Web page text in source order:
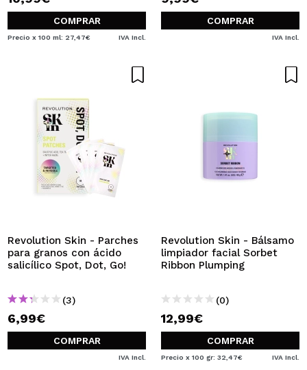
COMPRAR
Precio x 100 ml: 27,47€ IVA Incl.
COMPRAR
IVA Incl.
Revolution Skin - Parches
para granos con ácido
salicílico Spot, Dot, Go!
(3)
6,99€
COMPRAR
IVA Incl.
Revolution Skin - Bálsamo
limpiador facial Sorbet
Ribbon Plumping
(0)
12,99€
COMPRAR
Precio x 100 gr: 32,47€ IVA Incl.